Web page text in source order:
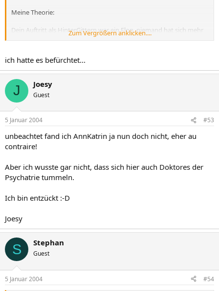
Meine Theorie:
Dein Auftritt als HinterGittern war ein Flop, niemand hat sich mehr
für Dich interessiert. Was liegt da näher als sich seinen alten Nick
Eine brilliante Idee, hätte von mir sein können. ;D
DU BIST BEIDES!
Zum Vergrößern anklicken....
ich hatte es befürchtet...
J Joesy
Guest
5 Januar 2004 #53
unbeachtet fand ich AnnKatrin ja nun doch nicht, eher au
contraire!
Aber ich wusste gar nicht, dass sich hier auch Doktores der
Psychatrie tummeln.
Ich bin entzückt :-D
Joesy
S Stephan
Guest
5 Januar 2004 #54